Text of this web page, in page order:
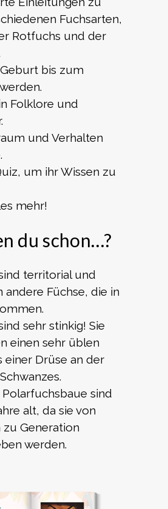
Fuchsarten,
Rotfuchs und der
bis zum
Folklore und
und Verhalten
um ihr Wissen zu
mehr!
du schon…?
territorial und
andere Füchse, die in
sehr stinkig! Sie
einen sehr üblen
einer Drüse an der
Polarfuchsbaue sind
alt, da sie von
zu Generation
werden.